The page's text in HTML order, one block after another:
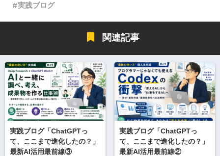
実践ブログ
関連記事
実践ブログ「ChatGPTっ
て、ここまで進化したの？」
最新AI活用最前線③
実践ブログ「ChatGPTっ
て、ここまで進化したの？」
最新AI活用最前線②